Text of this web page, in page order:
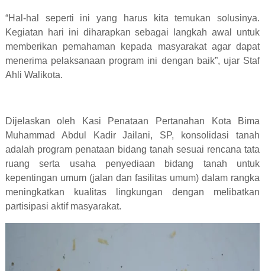
“Hal-hal seperti ini yang harus kita temukan solusinya.
Kegiatan hari ini diharapkan sebagai langkah awal untuk
memberikan pemahaman kepada masyarakat agar dapat
menerima pelaksanaan program ini dengan baik”, ujar Staf
Ahli Walikota.
Dijelaskan oleh Kasi Penataan Pertanahan Kota Bima
Muhammad Abdul Kadir Jailani, SP, konsolidasi tanah
adalah program penataan bidang tanah sesuai rencana tata
ruang serta usaha penyediaan bidang tanah untuk
kepentingan umum (jalan dan fasilitas umum) dalam rangka
meningkatkan kualitas lingkungan dengan melibatkan
partisipasi aktif masyarakat.